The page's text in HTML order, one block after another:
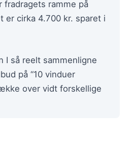
fradragets ramme på
er cirka 4.700 kr. sparet i
I så reelt sammenligne
på “10 vinduer
over vidt forskellige